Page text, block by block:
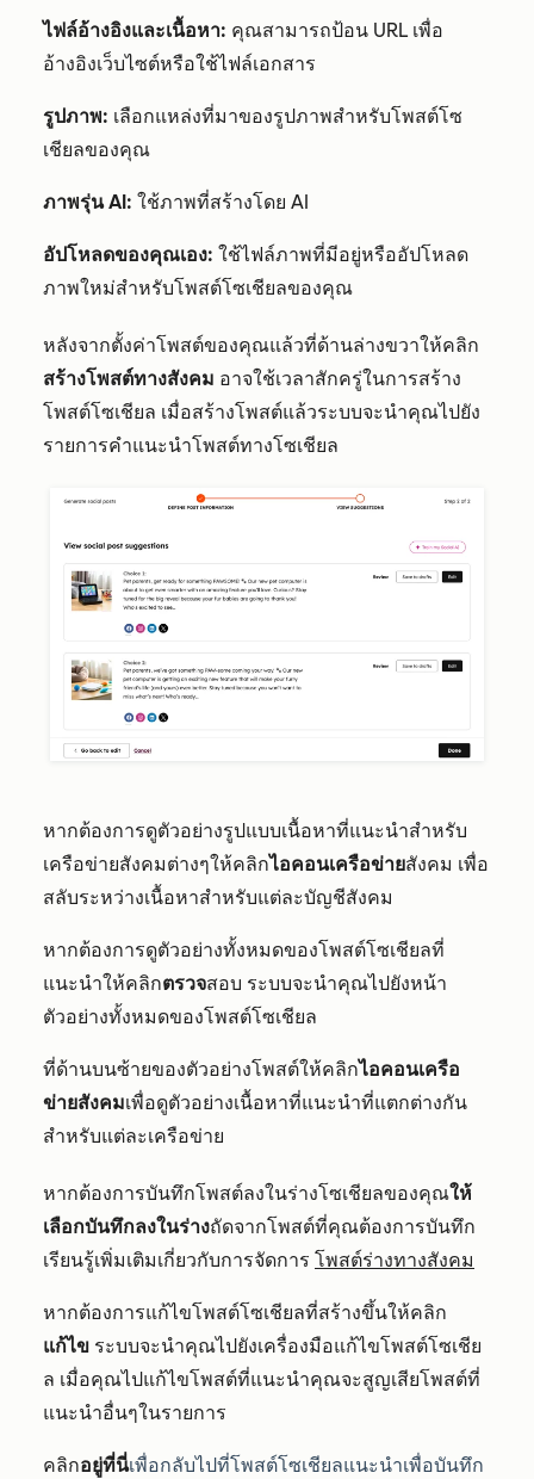
ไฟล์อ้างอิงและเนื้อหา: คุณสามารถป้อน URL เพื่อ
อ้างอิงเว็บไซต์หรือใช้ไฟล์เอกสาร
รูปภาพ: เลือกแหล่งที่มาของรูปภาพสำหรับโพสต์โซ
เชียลของคุณ
ภาพรุ่น AI: ใช้ภาพที่สร้างโดย AI
อัปโหลดของคุณเอง: ใช้ไฟล์ภาพที่มีอยู่หรืออัปโหลด
ภาพใหม่สำหรับโพสต์โซเชียลของคุณ
หลังจากตั้งค่าโพสต์ของคุณแล้วที่ด้านล่างขวาให้คลิก
สร้างโพสต์ทางสังคม อาจใช้เวลาสักครู่ในการสร้าง
โพสต์โซเชียล เมื่อสร้างโพสต์แล้วระบบจะนำคุณไปยัง
รายการคำแนะนำโพสต์ทางโซเชียล
หากต้องการดูตัวอย่างรูปแบบเนื้อหาที่แนะนำสำหรับ
เครือข่ายสังคมต่างๆให้คลิกไอคอนเครือข่ายสังคม เพื่อ
สลับระหว่างเนื้อหาสำหรับแต่ละบัญชีสังคม
หากต้องการดูตัวอย่างทั้งหมดของโพสต์โซเชียลที่
แนะนำให้คลิกตรวจสอบ ระบบจะนำคุณไปยังหน้า
ตัวอย่างทั้งหมดของโพสต์โซเชียล
ที่ด้านบนซ้ายของตัวอย่างโพสต์ให้คลิกไอคอนเครือ
ข่ายสังคมเพื่อดูตัวอย่างเนื้อหาที่แนะนำที่แตกต่างกัน
สำหรับแต่ละเครือข่าย
หากต้องการบันทึกโพสต์ลงในร่างโซเชียลของคุณให้
เลือกบันทึกลงในร่างถัดจากโพสต์ที่คุณต้องการบันทึก
เรียนรู้เพิ่มเติมเกี่ยวกับการจัดการ โพสต์ร่างทางสังคม
หากต้องการแก้ไขโพสต์โซเชียลที่สร้างขึ้นให้คลิก
แก้ไข ระบบจะนำคุณไปยังเครื่องมือแก้ไขโพสต์โซเชีย
ล เมื่อคุณไปแก้ไขโพสต์ที่แนะนำคุณจะสูญเสียโพสต์ที่
แนะนำอื่นๆในรายการ
คลิกอยู่ที่นี่เพื่อกลับไปที่โพสต์โซเชียลแนะนำเพื่อบันทึก